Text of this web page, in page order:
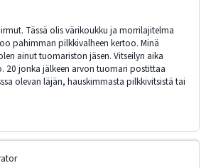
Tässä olis värikoukku ja morrilajitelma
pahimman pilkkivalheen kertoo. Minä
ainut tuomariston jäsen. Vitseilyn aika
20 jonka jälkeen arvon tuomari postittaa
olevan läjän, hauskimmasta pilkkivitsistä tai